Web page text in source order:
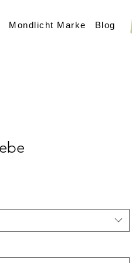
Mondlicht Marke Blog